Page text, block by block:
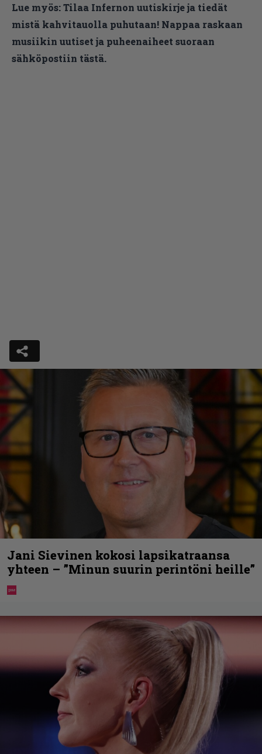
Lue myös:Tilaa Infernon uutiskirje ja tiedät
mistä kahvitauolla puhutaan! Nappaa raskaan
musiikin uutiset ja puheenaiheet suoraan
sähköpostiin tästä.
Jani Sievinen kokosi lapsikatraansa
yhteen – ”Minun suurin perintöni heille”